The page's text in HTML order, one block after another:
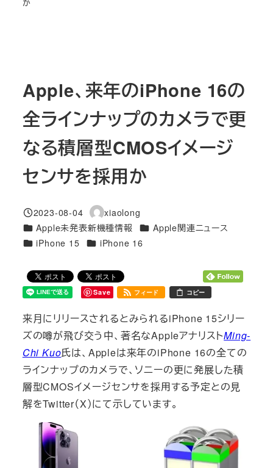
か
Apple、来年のiPhone 16の
全ラインナップのカメラで更
なる積層型CMOSイメージ
センサを採用か
投稿日
2023-08-04
著
者
xiaolong
カテゴリー
Apple未発表新機種情報 カテゴリー
Apple関連ニュース
カテゴリー
iPhone 15 カテゴリー
iPhone 16
Save フィード コピー
来月にリリースされるとみられるiPhone 15シリー
ズの噂が飛び交う中、著名なAppleアナリストMing-
Chi Kuo氏は、Appleは来年のiPhone 16の全ての
ラインナップのカメラで、ソニーの更に発展した積
層型CMOSイメージセンサを採用する予定との見
解をTwitter（X）にて示しています。